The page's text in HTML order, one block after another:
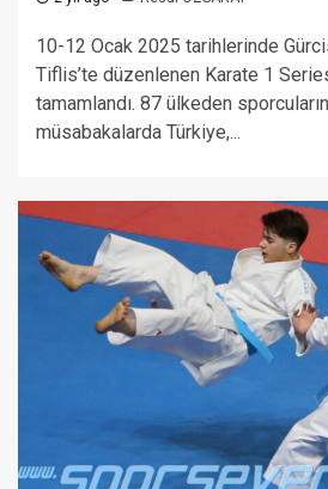
10-12 Ocak 2025 tarihlerinde
Tiflis’te düzenlenen Karate 1
tamamlandı. 87 ülkeden sporcuların
müsabakalarda Türkiye,...